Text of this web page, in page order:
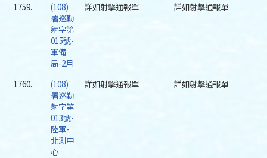
1759.
(108)
署巡勤
射字第
015號-
軍備
局-2月
詳如射擊通報單 詳如射擊通報單
1760.
(108)
署巡勤
射字第
013號-
陸軍-
北測中
心
詳如射擊通報單 詳如射擊通報單